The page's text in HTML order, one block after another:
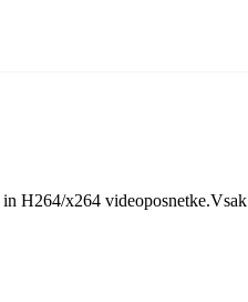
')], [‘name' => __
'name' = __('MP4 Codec
H264/x264